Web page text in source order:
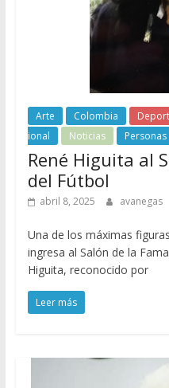
Arte Colombia
ional
Noticias Personas
René Higuita al
del Fútbol
abril 8, 2025 avanegas
Una de los máximas
ingresa al Salón de la
Higuita, reconocido por
Leer más